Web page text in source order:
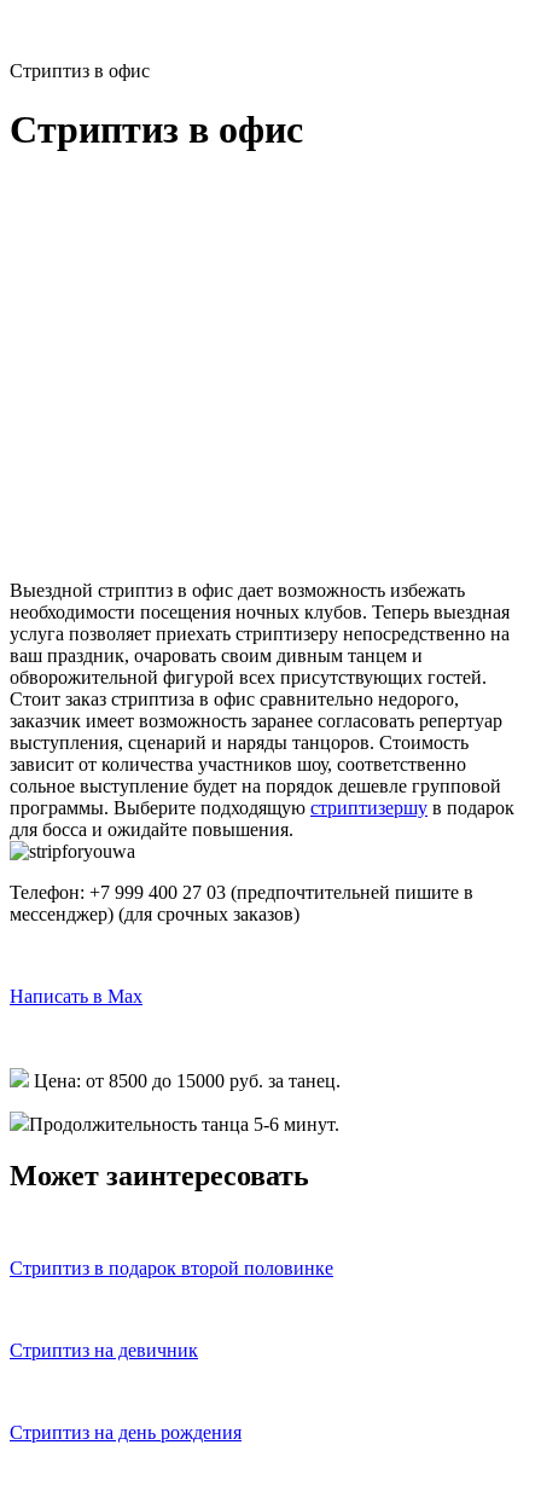
Стриптиз в офис
Стриптиз в офис
Выездной стриптиз в офис дает возможность избежать
необходимости посещения ночных клубов. Теперь выездная
услуга позволяет приехать стриптизеру непосредственно на
ваш праздник, очаровать своим дивным танцем и
обворожительной фигурой всех присутствующих гостей.
Стоит заказ стриптиза в офис сравнительно недорого,
заказчик имеет возможность заранее согласовать репертуар
выступления, сценарий и наряды танцоров. Стоимость
зависит от количества участников шоу, соответственно
сольное выступление будет на порядок дешевле групповой
программы. Выберите подходящую стриптизершу в подарок
для босса и ожидайте повышения.
Телефон: +7 999 400 27 03 (предпочтительней пишите в
мессенджер) (для срочных заказов)
Написать в Max
Цена: от 8500 до 15000 руб. за танец.
Продолжительность танца 5-6 минут.
Может заинтересовать
Стриптиз в подарок второй половинке
Стриптиз на девичник
Стриптиз на день рождения